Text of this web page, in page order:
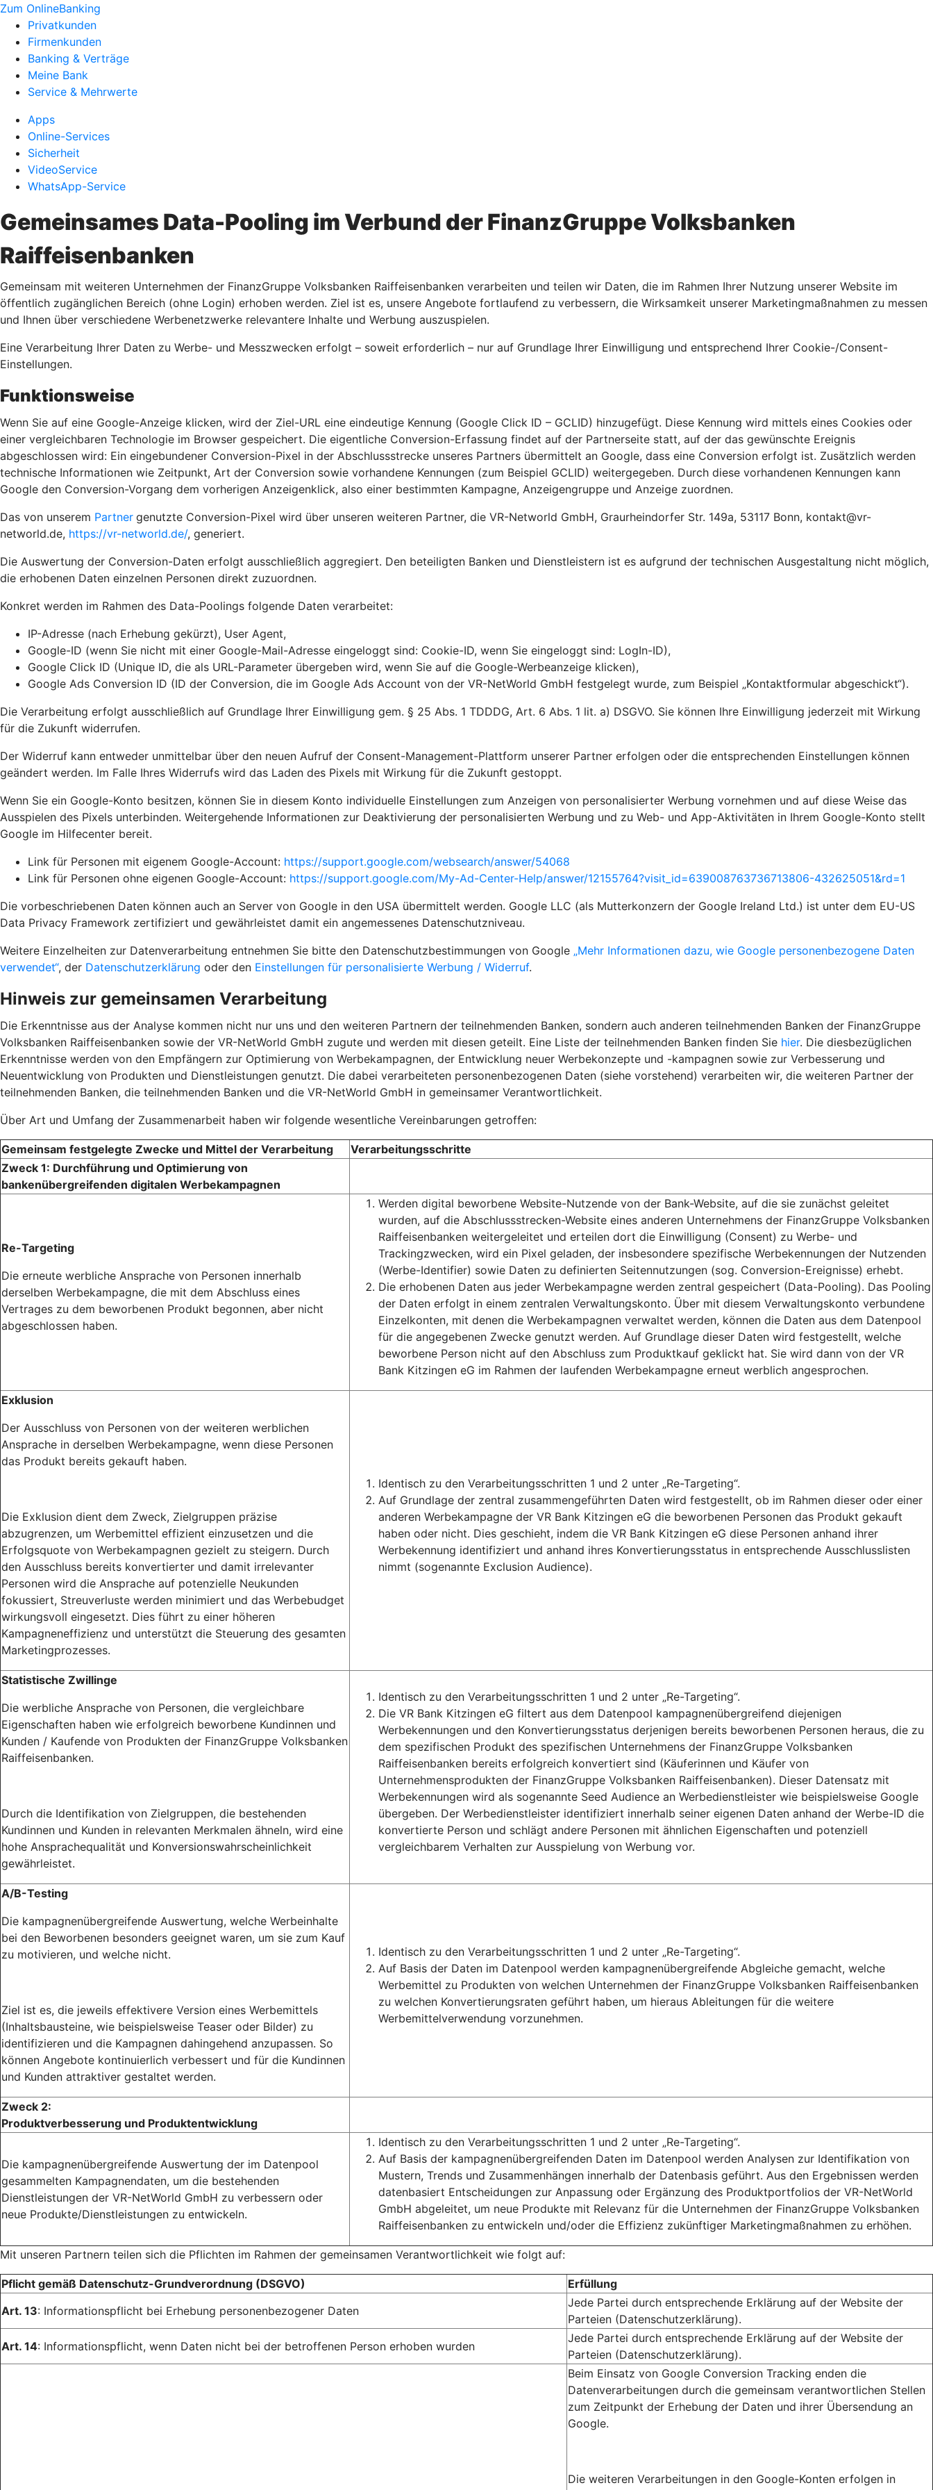
Zum OnlineBanking
Privatkunden
Firmenkunden
Banking & Verträge
Meine Bank
Service & Mehrwerte
Apps
Online-Services
Sicherheit
VideoService
WhatsApp-Service
Gemeinsames Data-Pooling im Verbund der FinanzGruppe Volksbanken
Raiffeisenbanken
Gemeinsam mit weiteren Unternehmen der FinanzGruppe Volksbanken Raiffeisenbanken verarbeiten und teilen wir Daten, die im Rahmen Ihrer Nutzung unserer Website im
öffentlich zugänglichen Bereich (ohne Login) erhoben werden. Ziel ist es, unsere Angebote fortlaufend zu verbessern, die Wirksamkeit unserer Marketingmaßnahmen zu messen
und Ihnen über verschiedene Werbenetzwerke relevantere Inhalte und Werbung auszuspielen.
Eine Verarbeitung Ihrer Daten zu Werbe- und Messzwecken erfolgt – soweit erforderlich – nur auf Grundlage Ihrer Einwilligung und entsprechend Ihrer Cookie-/Consent-
Einstellungen.
Funktionsweise
Wenn Sie auf eine Google-Anzeige klicken, wird der Ziel-URL eine eindeutige Kennung (Google Click ID – GCLID) hinzugefügt. Diese Kennung wird mittels eines Cookies oder
einer vergleichbaren Technologie im Browser gespeichert. Die eigentliche Conversion-Erfassung findet auf der Partnerseite statt, auf der das gewünschte Ereignis
abgeschlossen wird: Ein eingebundener Conversion-Pixel in der Abschlussstrecke unseres Partners übermittelt an Google, dass eine Conversion erfolgt ist. Zusätzlich werden
technische Informationen wie Zeitpunkt, Art der Conversion sowie vorhandene Kennungen (zum Beispiel GCLID) weitergegeben. Durch diese vorhandenen Kennungen kann
Google den Conversion-Vorgang dem vorherigen Anzeigenklick, also einer bestimmten Kampagne, Anzeigengruppe und Anzeige zuordnen.
Das von unserem Partner genutzte Conversion-Pixel wird über unseren weiteren Partner, die VR-Networld GmbH, Graurheindorfer Str. 149a, 53117 Bonn, kontakt@vr-
networld.de, https://vr-networld.de/, generiert.
Die Auswertung der Conversion-Daten erfolgt ausschließlich aggregiert. Den beteiligten Banken und Dienstleistern ist es aufgrund der technischen Ausgestaltung nicht möglich,
die erhobenen Daten einzelnen Personen direkt zuzuordnen.
Konkret werden im Rahmen des Data-Poolings folgende Daten verarbeitet:
IP-Adresse (nach Erhebung gekürzt), User Agent,
Google-ID (wenn Sie nicht mit einer Google-Mail-Adresse eingeloggt sind: Cookie-ID, wenn Sie eingeloggt sind: LogIn-ID),
Google Click ID (Unique ID, die als URL-Parameter übergeben wird, wenn Sie auf die Google-Werbeanzeige klicken),
Google Ads Conversion ID (ID der Conversion, die im Google Ads Account von der VR-NetWorld GmbH festgelegt wurde, zum Beispiel „Kontaktformular abgeschickt“).
Die Verarbeitung erfolgt ausschließlich auf Grundlage Ihrer Einwilligung gem. § 25 Abs. 1 TDDDG, Art. 6 Abs. 1 lit. a) DSGVO. Sie können Ihre Einwilligung jederzeit mit Wirkung
für die Zukunft widerrufen.
Der Widerruf kann entweder unmittelbar über den neuen Aufruf der Consent-Management-Plattform unserer Partner erfolgen oder die entsprechenden Einstellungen können
geändert werden. Im Falle Ihres Widerrufs wird das Laden des Pixels mit Wirkung für die Zukunft gestoppt.
Wenn Sie ein Google-Konto besitzen, können Sie in diesem Konto individuelle Einstellungen zum Anzeigen von personalisierter Werbung vornehmen und auf diese Weise das
Ausspielen des Pixels unterbinden. Weitergehende Informationen zur Deaktivierung der personalisierten Werbung und zu Web- und App-Aktivitäten in Ihrem Google-Konto stellt
Google im Hilfecenter bereit.
Link für Personen mit eigenem Google-Account: https://support.google.com/websearch/answer/54068
Link für Personen ohne eigenen Google-Account: https://support.google.com/My-Ad-Center-Help/answer/12155764?visit_id=639008763736713806-432625051&rd=1
Die vorbeschriebenen Daten können auch an Server von Google in den USA übermittelt werden. Google LLC (als Mutterkonzern der Google Ireland Ltd.) ist unter dem EU-US
Data Privacy Framework zertifiziert und gewährleistet damit ein angemessenes Datenschutzniveau.
Weitere Einzelheiten zur Datenverarbeitung entnehmen Sie bitte den Datenschutzbestimmungen von Google „Mehr Informationen dazu, wie Google personenbezogene Daten
verwendet“, der Datenschutzerklärung oder den Einstellungen für personalisierte Werbung / Widerruf.
Hinweis zur gemeinsamen Verarbeitung
Die Erkenntnisse aus der Analyse kommen nicht nur uns und den weiteren Partnern der teilnehmenden Banken, sondern auch anderen teilnehmenden Banken der FinanzGruppe
Volksbanken Raiffeisenbanken sowie der VR-NetWorld GmbH zugute und werden mit diesen geteilt. Eine Liste der teilnehmenden Banken finden Sie hier. Die diesbezüglichen
Erkenntnisse werden von den Empfängern zur Optimierung von Werbekampagnen, der Entwicklung neuer Werbekonzepte und -kampagnen sowie zur Verbesserung und
Neuentwicklung von Produkten und Dienstleistungen genutzt. Die dabei verarbeiteten personenbezogenen Daten (siehe vorstehend) verarbeiten wir, die weiteren Partner der
teilnehmenden Banken, die teilnehmenden Banken und die VR-NetWorld GmbH in gemeinsamer Verantwortlichkeit.
Über Art und Umfang der Zusammenarbeit haben wir folgende wesentliche Vereinbarungen getroffen:
Gemeinsam festgelegte Zwecke und Mittel der Verarbeitung
Verarbeitungsschritte
Zweck 1: Durchführung und Optimierung von
bankenübergreifenden digitalen Werbekampagnen
Re-Targeting
Die erneute werbliche Ansprache von Personen innerhalb
derselben Werbekampagne, die mit dem Abschluss eines
Vertrages zu dem beworbenen Produkt begonnen, aber nicht
abgeschlossen haben.
Werden digital beworbene Website-Nutzende von der Bank-Website, auf die sie zunächst geleitet
wurden, auf die Abschlussstrecken-Website eines anderen Unternehmens der FinanzGruppe Volksbanken
Raiffeisenbanken weitergeleitet und erteilen dort die Einwilligung (Consent) zu Werbe- und
Trackingzwecken, wird ein Pixel geladen, der insbesondere spezifische Werbekennungen der Nutzenden
(Werbe-Identifier) sowie Daten zu definierten Seitennutzungen (sog. Conversion-Ereignisse) erhebt.
Die erhobenen Daten aus jeder Werbekampagne werden zentral gespeichert (Data-Pooling). Das Pooling
der Daten erfolgt in einem zentralen Verwaltungskonto. Über mit diesem Verwaltungskonto verbundene
Einzelkonten, mit denen die Werbekampagnen verwaltet werden, können die Daten aus dem Datenpool
für die angegebenen Zwecke genutzt werden. Auf Grundlage dieser Daten wird festgestellt, welche
beworbene Person nicht auf den Abschluss zum Produktkauf geklickt hat. Sie wird dann von der VR
Bank Kitzingen eG im Rahmen der laufenden Werbekampagne erneut werblich angesprochen.
Exklusion
Der Ausschluss von Personen von der weiteren werblichen
Ansprache in derselben Werbekampagne, wenn diese Personen
das Produkt bereits gekauft haben.
Die Exklusion dient dem Zweck, Zielgruppen präzise
abzugrenzen, um Werbemittel effizient einzusetzen und die
Erfolgsquote von Werbekampagnen gezielt zu steigern. Durch
den Ausschluss bereits konvertierter und damit irrelevanter
Personen wird die Ansprache auf potenzielle Neukunden
fokussiert, Streuverluste werden minimiert und das Werbebudget
wirkungsvoll eingesetzt. Dies führt zu einer höheren
Kampagneneffizienz und unterstützt die Steuerung des gesamten
Marketingprozesses.
Identisch zu den Verarbeitungsschritten 1 und 2 unter „Re-Targeting“.
Auf Grundlage der zentral zusammengeführten Daten wird festgestellt, ob im Rahmen dieser oder einer
anderen Werbekampagne der VR Bank Kitzingen eG die beworbenen Personen das Produkt gekauft
haben oder nicht. Dies geschieht, indem die VR Bank Kitzingen eG diese Personen anhand ihrer
Werbekennung identifiziert und anhand ihres Konvertierungsstatus in entsprechende Ausschlusslisten
nimmt (sogenannte Exclusion Audience).
Statistische Zwillinge
Die werbliche Ansprache von Personen, die vergleichbare
Eigenschaften haben wie erfolgreich beworbene Kundinnen und
Kunden / Kaufende von Produkten der FinanzGruppe Volksbanken
Raiffeisenbanken.
Durch die Identifikation von Zielgruppen, die bestehenden
Kundinnen und Kunden in relevanten Merkmalen ähneln, wird eine
hohe Ansprachequalität und Konversionswahrscheinlichkeit
gewährleistet.
Identisch zu den Verarbeitungsschritten 1 und 2 unter „Re-Targeting“.
Die VR Bank Kitzingen eG filtert aus dem Datenpool kampagnenübergreifend diejenigen
Werbekennungen und den Konvertierungsstatus derjenigen bereits beworbenen Personen heraus, die zu
dem spezifischen Produkt des spezifischen Unternehmens der FinanzGruppe Volksbanken
Raiffeisenbanken bereits erfolgreich konvertiert sind (Käuferinnen und Käufer von
Unternehmensprodukten der FinanzGruppe Volksbanken Raiffeisenbanken). Dieser Datensatz mit
Werbekennungen wird als sogenannte Seed Audience an Werbedienstleister wie beispielsweise Google
übergeben. Der Werbedienstleister identifiziert innerhalb seiner eigenen Daten anhand der Werbe-ID die
konvertierte Person und schlägt andere Personen mit ähnlichen Eigenschaften und potenziell
vergleichbarem Verhalten zur Ausspielung von Werbung vor.
A/B-Testing
Die kampagnenübergreifende Auswertung, welche Werbeinhalte
bei den Beworbenen besonders geeignet waren, um sie zum Kauf
zu motivieren, und welche nicht.
Ziel ist es, die jeweils effektivere Version eines Werbemittels
(Inhaltsbausteine, wie beispielsweise Teaser oder Bilder) zu
identifizieren und die Kampagnen dahingehend anzupassen. So
können Angebote kontinuierlich verbessert und für die Kundinnen
und Kunden attraktiver gestaltet werden.
Identisch zu den Verarbeitungsschritten 1 und 2 unter „Re-Targeting“.
Auf Basis der Daten im Datenpool werden kampagnenübergreifende Abgleiche gemacht, welche
Werbemittel zu Produkten von welchen Unternehmen der FinanzGruppe Volksbanken Raiffeisenbanken
zu welchen Konvertierungsraten geführt haben, um hieraus Ableitungen für die weitere
Werbemittelverwendung vorzunehmen.
Zweck 2:
Produktverbesserung und Produktentwicklung
Die kampagnenübergreifende Auswertung der im Datenpool
gesammelten Kampagnendaten, um die bestehenden
Dienstleistungen der VR-NetWorld GmbH zu verbessern oder
neue Produkte/Dienstleistungen zu entwickeln.
Identisch zu den Verarbeitungsschritten 1 und 2 unter „Re-Targeting“.
Auf Basis der kampagnenübergreifenden Daten im Datenpool werden Analysen zur Identifikation von
Mustern, Trends und Zusammenhängen innerhalb der Datenbasis geführt. Aus den Ergebnissen werden
datenbasiert Entscheidungen zur Anpassung oder Ergänzung des Produktportfolios der VR-NetWorld
GmbH abgeleitet, um neue Produkte mit Relevanz für die Unternehmen der FinanzGruppe Volksbanken
Raiffeisenbanken zu entwickeln und/oder die Effizienz zukünftiger Marketingmaßnahmen zu erhöhen.
Mit unseren Partnern teilen sich die Pflichten im Rahmen der gemeinsamen Verantwortlichkeit wie folgt auf:
Pflicht gemäß Datenschutz-Grundverordnung (DSGVO)
Erfüllung
Art. 13: Informationspflicht bei Erhebung personenbezogener Daten
Jede Partei durch entsprechende Erklärung auf der Website der
Parteien (Datenschutzerklärung).
Art. 14: Informationspflicht, wenn Daten nicht bei der betroffenen Person erhoben wurden
Jede Partei durch entsprechende Erklärung auf der Website der
Parteien (Datenschutzerklärung).
Beim Einsatz von Google Conversion Tracking enden die
Datenverarbeitungen durch die gemeinsam verantwortlichen Stellen
zum Zeitpunkt der Erhebung der Daten und ihrer Übersendung an
Google.
Die weiteren Verarbeitungen in den Google-Konten erfolgen in